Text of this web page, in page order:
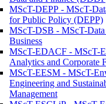
MScT-DEPP - MScT-
for Public Policy (DEPP)
MScT-DSB - MScT-Data
Business
MScT-EDACF - MScT-
Analytics and Corporate
MScT-EESM - MScT-
Engineering and
Management